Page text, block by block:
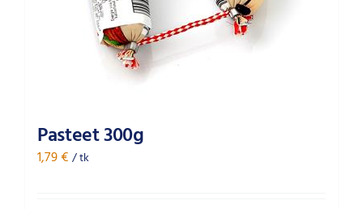
Pasteet 300g
1,79€ / tk